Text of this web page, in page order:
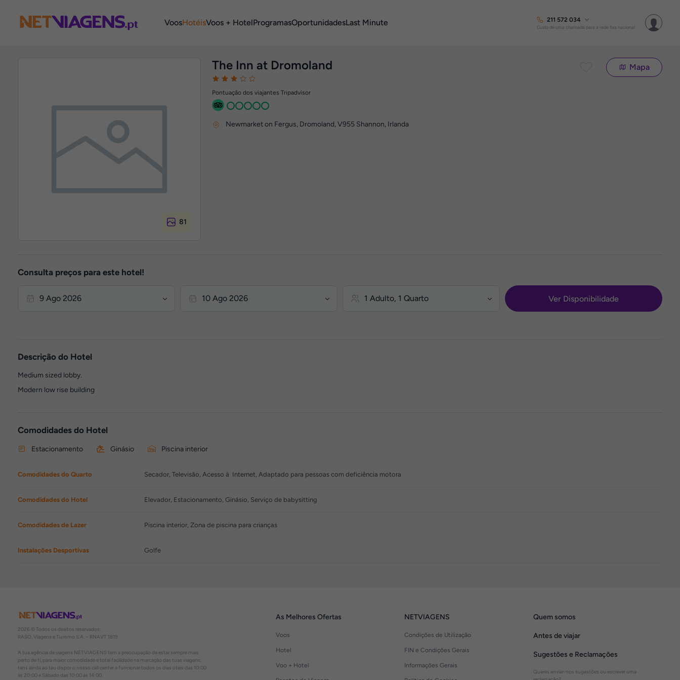
VoosHotéisVoos + HotelProgramasOportunidadesLast Minute 211 572 034
Custo de uma chamada para a rede fixa nacional
81
The Inn at Dromoland
Pontuação dos viajantes Tripadvisor
Mapa
Newmarket on Fergus, Dromoland,V955 Shannon, Irlanda
Consulta preços para este hotel!
Ver Disponibilidade
Descrição do Hotel
Medium sized lobby.
Modern low rise building
Comodidades do Hotel
Estacionamento Ginásio Piscina interior
Comodidades do Quarto Secador, Televisão, Acesso à Internet, Adaptado para pessoas com deficiência motora
Comodidades do Hotel Elevador, Estacionamento, Ginásio, Serviço de babysitting
Comodidades de Lazer Piscina interior, Zona de piscina para crianças
Instalações Desportivas Golfe
2026 © Todos os direitos reservados:
RASO, Viagens e Turismo S.A. – RNAVT 1819
A tua agência de viagens NETVIAGENS tem a preocupação de estar sempre mais
perto de ti, para maior comodidade e total facilidade na marcação das tuas viagens,
tens ainda ao teu dispor o nosso call center a funcionar todos os dias úteis das 10:00
às 20:00 e Sábado das 10:00 às 14:00.
As Melhores Ofertas
Voos
Hotel
Voo + Hotel
NETVIAGENS
Condições de Utilização
FIN e Condições Gerais
Informações Gerais
Quem somos
Antes de viajar
Sugestões e Reclamações
Queres enviar-nos sugestões ou escrever uma